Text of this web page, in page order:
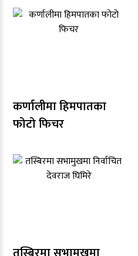
कर्णालीमा हिमपातका
फोटो फिचर